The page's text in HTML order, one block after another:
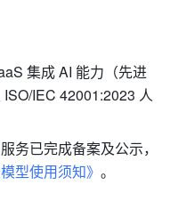
集成 AI 能力（先进
ISO/IEC 42001:2023 人
务已完成备案及公示，
型使用须知》。